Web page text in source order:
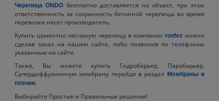
Черепица ONDO безплатно доставляется на объект, при этом
ответственность за сохранность бетонной черепицы во время
перевозки несет производитель.
Купить цементно песчаную черепицу в компании roofex можно
сделав заказ на нашем сайте, либо позвонив по телефонам
указанным на сайте.
Также, Вы можете купить Гидробарьер, Паробарьер,
Супердиффузионную мембрану перейдя в раздел Мембраны и
пленки.
Выбирайте Простые и Правильные решения!